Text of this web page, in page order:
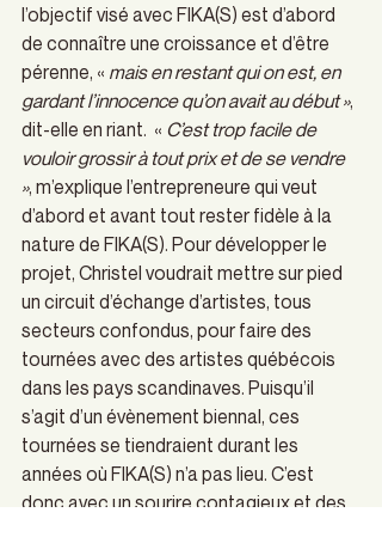
l’objectif visé avec FIKA(S) est d’abord
de connaître une croissance et d’être
pérenne, « mais en restant qui on est, en
gardant l’innocence qu’on avait au début »,
dit-elle en riant.  « C’est trop facile de
vouloir grossir à tout prix et de se vendre
», m’explique l’entrepreneure qui veut
d’abord et avant tout rester fidèle à la
nature de FIKA(S). Pour développer le
projet, Christel voudrait mettre sur pied
un circuit d’échange d’artistes, tous
secteurs confondus, pour faire des
tournées avec des artistes québécois
dans les pays scandinaves. Puisqu’il
s’agit d’un évènement biennal, ces
tournées se tiendraient durant les
années où FIKA(S) n’a pas lieu. C’est
donc avec un sourire contagieux et des